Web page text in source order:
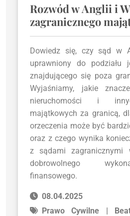
Rozwód w Anglii i
zagranicznego
Dowiedz się, czy sąd w
uprawniony do podziału
znajdującego się poza
Wyjaśniamy, jakie
nieruchomości i
majątkowych za granicą,
orzeczenia może być
oraz z czego wynika
z sądami zagranicznymi
dobrowolnego
finansowego.
08.04.2025
Prawo Cywilne |